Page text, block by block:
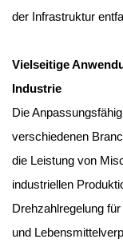
der Infrastruktur
Vielseitige
Industrie
Die
verschiedenen
die Leistung von
industriellen
Drehzahlregelung
und